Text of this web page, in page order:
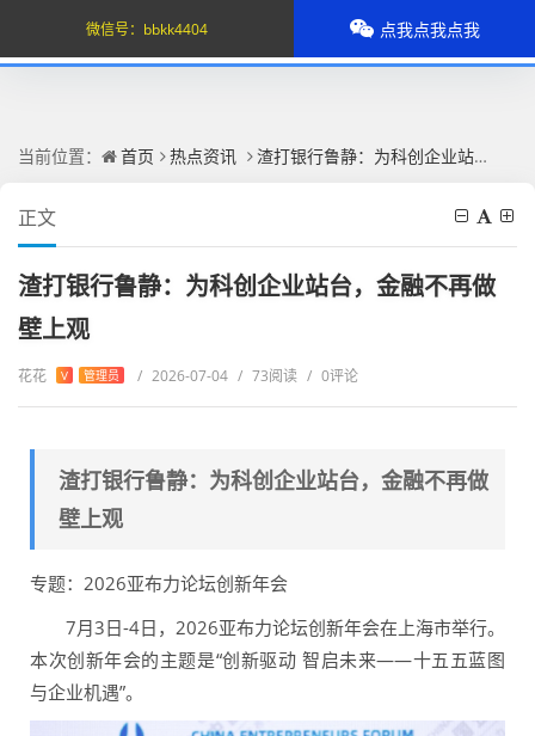
当前位置： 首页 热点资讯 渣打银行鲁静：为科创企业站台，金融不再做壁上观
正文
渣打银行鲁静：为科创企业站台，金融不再做
壁上观
花花 V 管理员 / 2026-07-04 / 73阅读 / 0评论
渣打银行鲁静：为科创企业站台，金融不再做
壁上观
专题：2026亚布力论坛创新年会
7月3日-4日，2026亚布力论坛创新年会在上海市举行。
本次创新年会的主题是“创新驱动 智启未来——十五五蓝图
与企业机遇”。
微信号： bbkk4404 点我点我点我